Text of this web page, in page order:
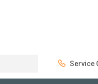
Service